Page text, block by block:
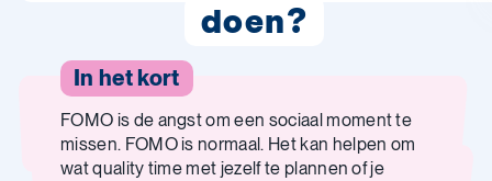
doen?
In het kort
FOMO is de angst om een sociaal moment te
missen. FOMO is normaal. Het kan helpen om
wat quality time met jezelf te plannen of je